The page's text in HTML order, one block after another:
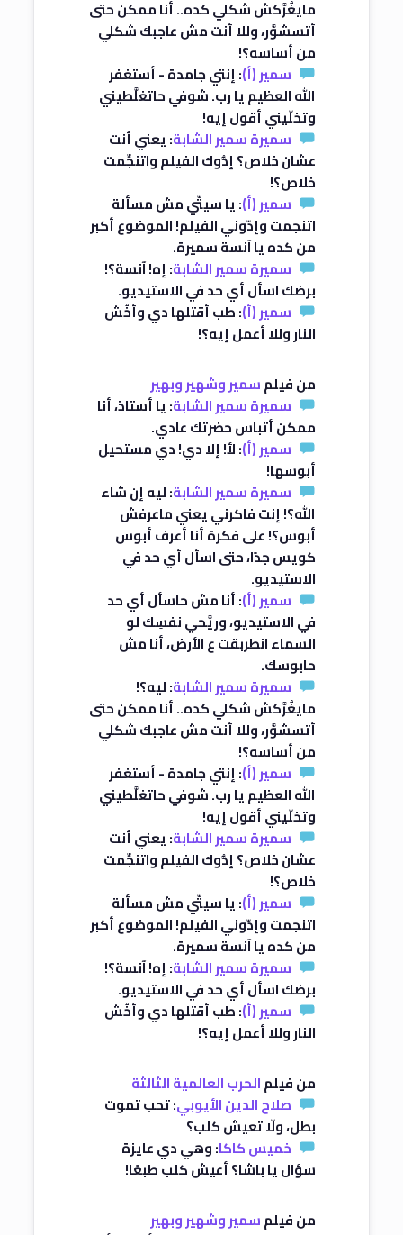
مايغُرَّكش شكلي كده.. أنا ممكن حتى
أتسشوَّر، وللا أنت مش عاجبك شكلي
من أساسه؟!
سمير (أ): إنتي جامدة - أستغفر
الله العظيم يا رب. شوفي حاتغلَّطيني
وتخلّيني أقول إيه!
سميرة سمير الشابة: يعني أنت
عشان خلاص؟ إدُّوك الفيلم واتنجِّمت
خلاص؟!
سمير (أ): يا سيتّي مش مسألة
اتنجمت وإدّوني الفيلم! الموضوع أكبر
من كده يا آنسة سميرة.
سميرة سمير الشابة: إه! آنسة؟!
برضك اسأل أي حد في الاستيديو.
سمير (أ): طب أقتلها دي وأخُش
النار وللا أعمل إيه؟!
من فيلمسمير وشهير وبهير
سميرة سمير الشابة: يا أستاذ، أنا
ممكن أتباس حضرتك عادي.
سمير (أ): لأ! إلا دي! دي مستحيل
أبوسها!
سميرة سمير الشابة: ليه إن شاء
الله؟! إنت فاكرني يعني ماعرفش
أبوس؟! على فكرة أنا أعرف أبوس
كويس جدًا، حتى اسأل أي حد في
الاستيديو.
سمير (أ): أنا مش حاسأل أي حد
في الاستيديو، وريَّحي نفسِك لو
السماء انطربقت ع الأرض، أنا مش
حابوسك.
سميرة سمير الشابة: ليه؟!
مايغُرَّكش شكلي كده.. أنا ممكن حتى
أتسشوَّر، وللا أنت مش عاجبك شكلي
من أساسه؟!
سمير (أ): إنتي جامدة - أستغفر
الله العظيم يا رب. شوفي حاتغلَّطيني
وتخلّيني أقول إيه!
سميرة سمير الشابة: يعني أنت
عشان خلاص؟ إدُّوك الفيلم واتنجِّمت
خلاص؟!
سمير (أ): يا سيتّي مش مسألة
اتنجمت وإدّوني الفيلم! الموضوع أكبر
من كده يا آنسة سميرة.
سميرة سمير الشابة: إه! آنسة؟!
برضك اسأل أي حد في الاستيديو.
سمير (أ): طب أقتلها دي وأخُش
النار وللا أعمل إيه؟!
من فيلمالحرب العالمية الثالثة
صلاح الدين الأيوبي: تحب تموت
بطل، ولّا تعيش كلب؟
خميس كاكا: وهي دي عايزة
سؤال يا باشا؟ أعيش كلب طبعًا!
من فيلمسمير وشهير وبهير